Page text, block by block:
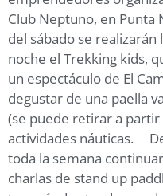
Club Neptuno, en
del sábado se realizarán
noche el Trekking kids,
un espectáculo de El
degustar de una paella
(se puede retirar a partir
actividades náuticas.
toda la semana
charlas de stand up